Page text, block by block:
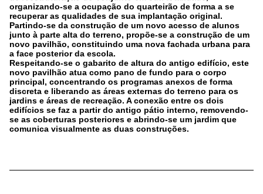
organizando-se a ocupação do quarteirão de forma a se
recuperar as qualidades de sua implantação original.
Partindo-se da construção de um novo acesso de alunos
junto à parte alta do terreno, propõe-se a construção de um
novo pavilhão, constituindo uma nova fachada urbana para
a face posterior da escola.
Respeitando-se o gabarito de altura do antigo edifício, este
novo pavilhão atua como pano de fundo para o corpo
principal, concentrando os programas anexos de forma
discreta e liberando as áreas externas do terreno para os
jardins e áreas de recreação. A conexão entre os dois
edifícios se faz a partir do antigo pátio interno, removendo-
se as coberturas posteriores e abrindo-se um jardim que
comunica visualmente as duas construções.